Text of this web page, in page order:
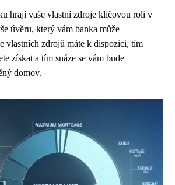
hrají vaše vlastní zdroje klíčovou roli v
úvěru, který vám banka může
vlastních zdrojů máte k dispozici, tím
získat a tím snáze se vám bude
domov.